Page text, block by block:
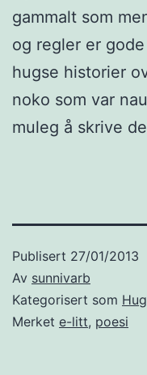
gammalt som
og regler er
hugse historier
noko som var
muleg å skrive
Publisert 27/01/2013
Av sunnivarb
Kategorisert som
Merket e-litt, poesi